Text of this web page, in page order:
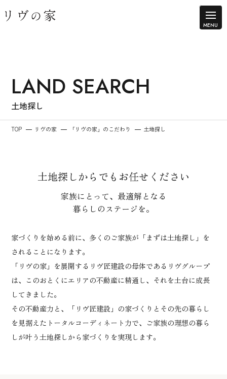
LAND SEARCH
土地探し
TOP リヴの家 「リヴの家」のこだわり 土地探し
土地探しからでもお任せください
家族にとって、最適解となる
暮らしのステージを。
家づくりを始める前に、多くのご家族が「まずは土地探し」を
されることになります。
「リヴの家」を展開するリヴ匠建設の母体であるリヴグループ
は、 このおとくにエリアの不動産に精通し、それを土台に成長
してきました。
その不動産力と、「リヴ匠建設」の家づくりとその先の暮らし
を見据えたトータルコーディネート力で、 ご家族の理想の暮ら
しが叶う土地探しから家づくりを実現します。